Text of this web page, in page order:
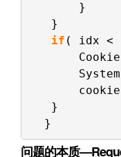
}
}
if ( idx <
}
}
问题的本质